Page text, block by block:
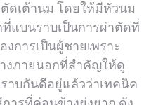
ดเต้านม โดยให้มีหัวนม
แบนราบเป็นการผ่าตัดที่
การเป็นผู้ชายเพราะ
งภายนอกที่สำคัญให้ดู
าบกันดีอยู่แล้วว่าเทคนิค